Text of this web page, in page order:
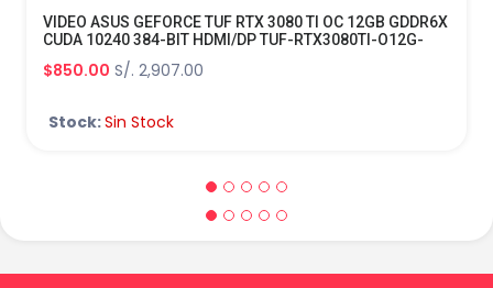
VIDEO ASUS GEFORCE TUF RTX 3080 TI OC 12GB GDDR6X
CUDA 10240 384-BIT HDMI/DP TUF-RTX3080TI-O12G-
$850.00 S/. 2,907.00
Stock:Sin Stock